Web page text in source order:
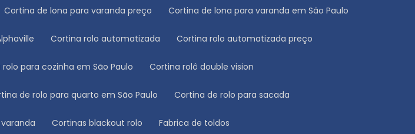
Cortina de lona para varanda preço Cortina de lona para varanda em São Paulo
Cortina rolo automatizada Cortina rolo automatizada preço
rolo para cozinha em São Paulo Cortina rolô double vision
de rolo para quarto em São Paulo Cortina de rolo para sacada
varanda Cortinas blackout rolo Fabrica de toldos